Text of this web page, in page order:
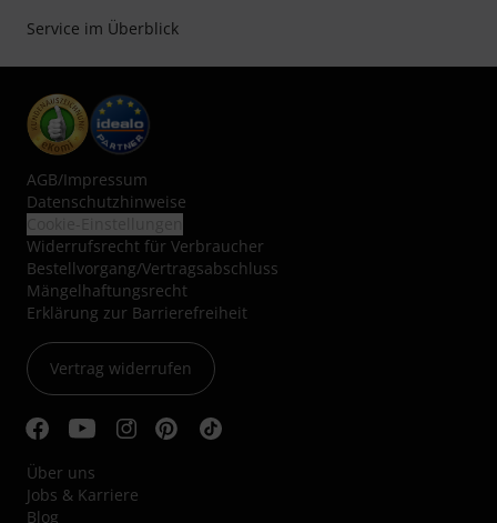
Service im Überblick
AGB/Impressum
Datenschutzhinweise
Widerrufsrecht für Verbraucher
Bestellvorgang/Vertragsabschluss
Mängelhaftungsrecht
Erklärung zur Barrierefreiheit
Vertrag widerrufen
Über uns
Jobs & Karriere
Blog